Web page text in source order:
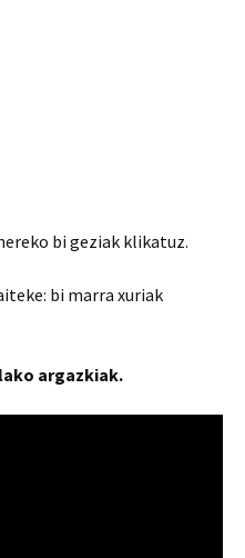
bi geziak klikatuz.
bi marra xuriak
argazkiak.